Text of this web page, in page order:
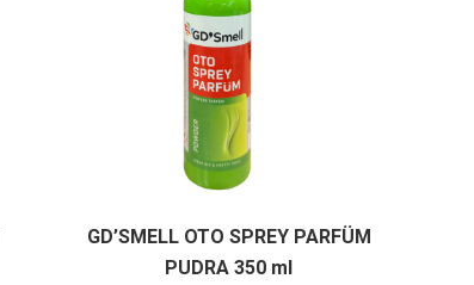
GD’SMELL OTO SPREY PARFÜM
PUDRA 350 ml